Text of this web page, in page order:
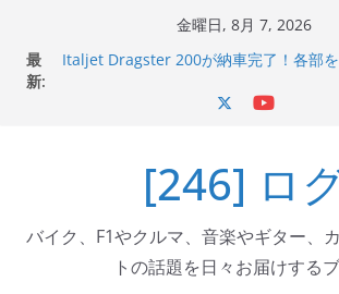
金曜日, 8月 7, 2026
最
新:
コーナリングが楽しくなった
マホホルダー付けて、ガラスコーティン
岩手県奥州市へのふるさと納税で KGR
器エフェクターが返礼品でもらえる！
[246] ロ
バイク、F1やクルマ、音楽やギター、
トの話題を日々お届けする